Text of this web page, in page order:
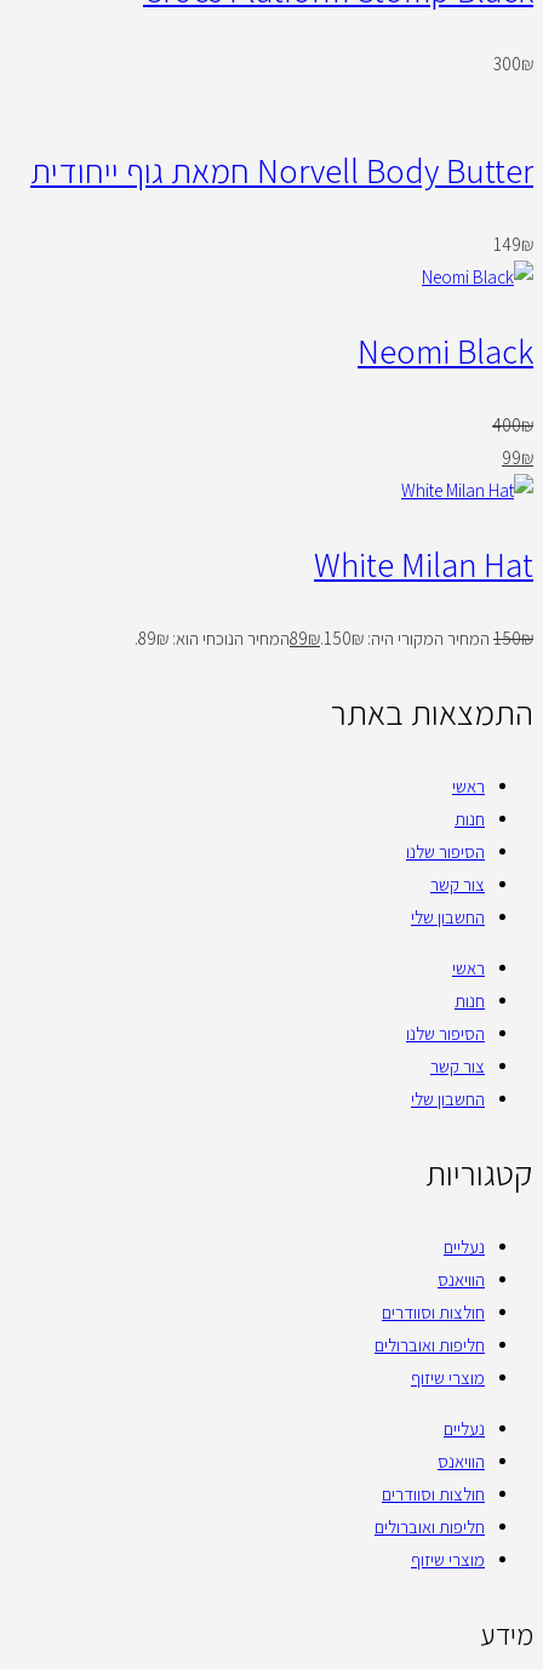
300₪
Norvell Body Butter חמאת גוף ייחודית
149₪
Neomi Black
400₪
99₪
White Milan Hat
150₪ המחיר המקורי היה: 150₪. 89₪ המחיר הנוכחי הוא: 89₪.
התמצאות באתר
ראשי
חנות
הסיפור שלנו
צור קשר
החשבון שלי
ראשי
חנות
הסיפור שלנו
צור קשר
החשבון שלי
קטגוריות
נעליים
הוויאנס
חולצות וסוודרים
חליפות ואוברולים
מוצרי שיזוף
נעליים
הוויאנס
חולצות וסוודרים
חליפות ואוברולים
מוצרי שיזוף
מידע